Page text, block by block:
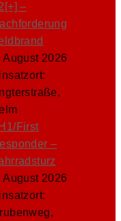
–
August 2026
First
–
August 2026